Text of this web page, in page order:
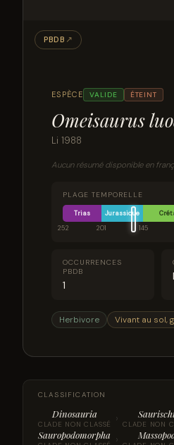
ESPÈCE VALIDE ÉTEINT
Omeisaurus
Li 1988
Aucun résumé disponible en
PLAGE TEMPORELLE
Trias Jurassique
252
201 145
OCCURRENCES
PBDB
1
Herbivore Vivant au sol,
PBDB ↗
CLASSIFICATION
Dinosauria
CLADE NON CLASSÉ › CLADE NON
Sauropodomorpha ›